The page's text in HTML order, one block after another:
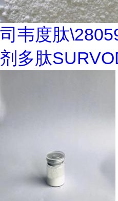
司韦度肽
剂多肽